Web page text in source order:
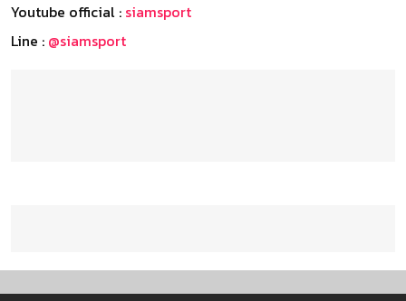
Youtube official : siamsport
Line : @siamsport